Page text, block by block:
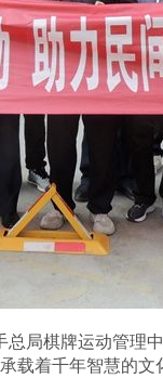
局棋牌运动管理
载着千年智慧的